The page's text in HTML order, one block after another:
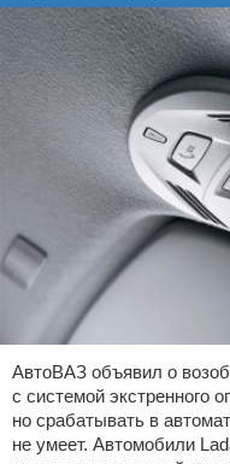
АвтоВАЗ объявил о
с системой
но срабатывать в
не умеет. Автомобили